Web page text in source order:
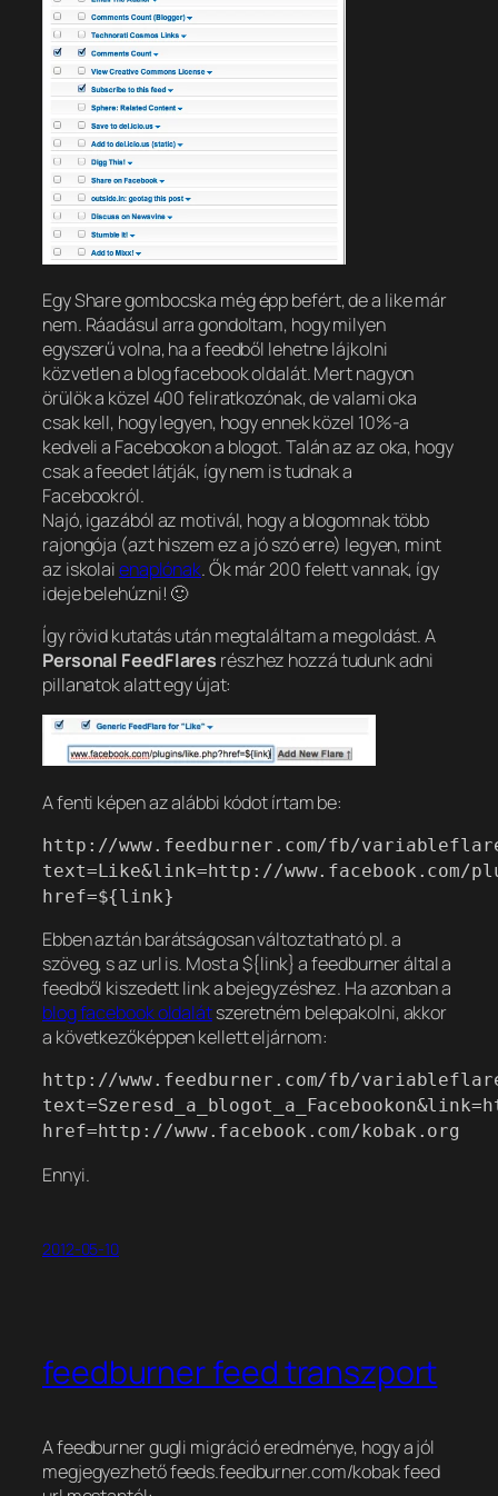
Egy Share gombocska még épp befért, de a like már
nem. Ráadásul arra gondoltam, hogy milyen
egyszerű volna, ha a feedből lehetne lájkolni
közvetlen a blog facebook oldalát. Mert nagyon
örülök a közel 400 feliratkozónak, de valami oka
csak kell, hogy legyen, hogy ennek közel 10%-a
kedveli a Facebookon a blogot. Talán az az oka, hogy
csak a feedet látják, így nem is tudnak a
Facebookról.
Najó, igazából az motivál, hogy a blogomnak több
rajongója (azt hiszem ez a jó szó erre) legyen, mint
az iskolaienaplónak. Ők már 200 felett vannak, így
ideje belehúzni! 🙂
Így rövid kutatás után megtaláltam a megoldást. A
Personal FeedFlares részhez hozzá tudunk adni
pillanatok alatt egy újat:
A fenti képen az alábbi kódot írtam be:
http://www.feedburner.com/fb/
text=Like&link=http://www.facebook.com/
href=${link}
Ebben aztán barátságosan változtatható pl. a
szöveg, s az url is. Most a ${link} a feedburner által a
feedből kiszedett link a bejegyzéshez. Ha azonban a
blog facebook oldalátszeretném belepakolni, akkor
a következőképpen kellett eljárnom:
http://www.feedburner.com/fb/
href=http://www.facebook.com/kobak.org
Ennyi.
2012-05-10
feedburner feed transzport
A feedburner gugli migráció eredménye, hogy a jól
megjegyezhető feeds.feedburner.com/kobak feed